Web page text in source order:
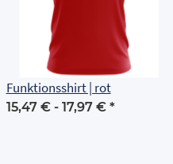
Funktionsshirt | rot
15,47 € - 17,97 € *